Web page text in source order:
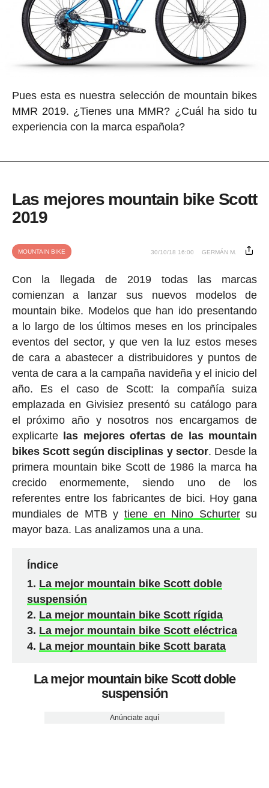
Pues esta es nuestra selección de mountain bikes
MMR 2019. ¿Tienes una MMR? ¿Cuál ha sido tu
experiencia con la marca española?
Las mejores mountain bike Scott
2019
MOUNTAIN BIKE 30/10/18 16:00 GERMÁN M.
Con la llegada de 2019 todas las marcas
comienzan a lanzar sus nuevos modelos de
mountain bike. Modelos que han ido presentando
a lo largo de los últimos meses en los principales
eventos del sector, y que ven la luz estos meses
de cara a abastecer a distribuidores y puntos de
venta de cara a la campaña navideña y el inicio del
año. Es el caso de Scott: la compañía suiza
emplazada en Givisiez presentó su catálogo para
el próximo año y nosotros nos encargamos de
explicarte las mejores ofertas de las mountain
bikes Scott según disciplinas y sector. Desde la
primera mountain bike Scott de 1986 la marca ha
crecido enormemente, siendo uno de los
referentes entre los fabricantes de bici. Hoy gana
mundiales de MTB y tiene en Nino Schurtersu
mayor baza. Las analizamos una a una.
Índice
La mejor mountain bike Scott doble
suspensión
La mejor mountain bike Scott rígida
La mejor mountain bike Scott eléctrica
La mejor mountain bike Scott barata
La mejor mountain bike Scott doble
suspensión
Anúnciate aquí